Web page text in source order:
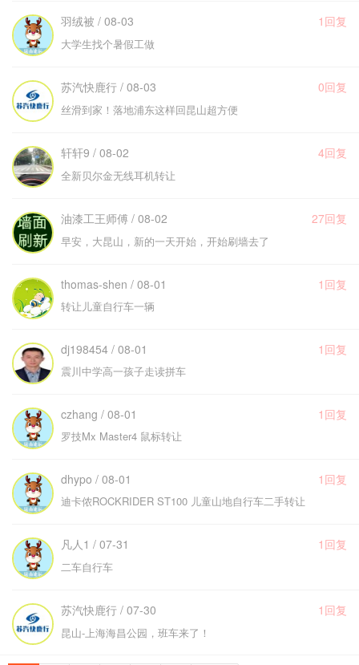
羽绒被 / 08-03 1回复
大学生找个暑假工做
苏汽快鹿行 / 08-03 0回复
丝滑到家！落地浦东这样回昆山超方便
轩轩9 / 08-02 4回复
全新贝尔金无线耳机转让
油漆工王师傅 / 08-02 27回复
早安，大昆山，新的一天开始，开始刷墙去了
thomas-shen / 08-01 1回复
转让儿童自行车一辆
dj198454 / 08-01 1回复
震川中学高一孩子走读拼车
czhang / 08-01 1回复
罗技Mx Master4 鼠标转让
dhypo / 08-01 1回复
迪卡侬ROCKRIDER ST100 儿童山地自行车二手转让
凡人1 / 07-31 1回复
二车自行车
苏汽快鹿行 / 07-30 1回复
昆山-上海海昌公园，班车来了！